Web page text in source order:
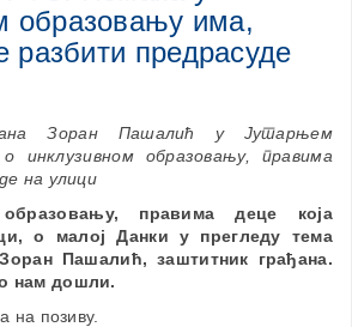
образовању има,
разбити предрасуде
Зоран Пашалић у Јутарњем
инклузивном образовању, правима
на улици
правима деце која
о малој Данки у прегледу тема
Пашалић, заштитник грађана.
нам дошли.
на позиву.